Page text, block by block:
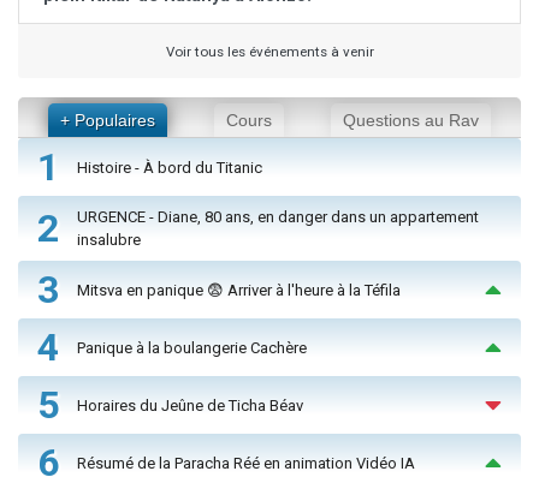
Voir tous les événements à venir
+ Populaires Cours Questions au Rav
1 Histoire - À bord du Titanic
2
URGENCE - Diane, 80 ans, en danger dans un appartement
insalubre
3 Mitsva en panique 😨 Arriver à l'heure à la Téfila
4 Panique à la boulangerie Cachère
5 Horaires du Jeûne de Ticha Béav
6 Résumé de la Paracha Réé en animation Vidéo IA